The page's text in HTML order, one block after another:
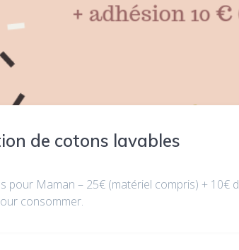
de cotons lavables
Maman – 25€ (matériel compris) + 10€
consommer.